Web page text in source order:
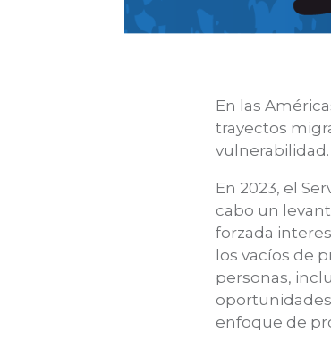
En las
trayectos
vulnerabilidad.
En 2023, el
cabo un
forzada
los vacíos de
personas,
enfoque de